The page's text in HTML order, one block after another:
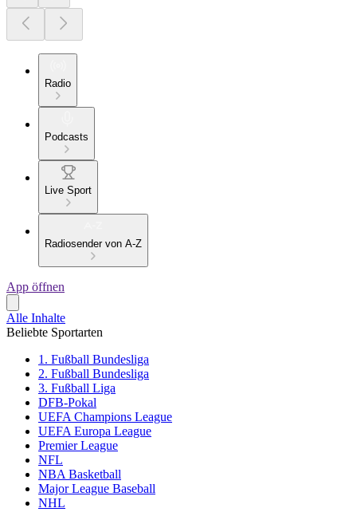
Radio
Podcasts
Live Sport
Radiosender von A-Z
App öffnen
Alle Inhalte
Beliebte Sportarten
1. Fußball Bundesliga
2. Fußball Bundesliga
3. Fußball Liga
DFB-Pokal
UEFA Champions League
UEFA Europa League
Premier League
NFL
NBA Basketball
Major League Baseball
NHL